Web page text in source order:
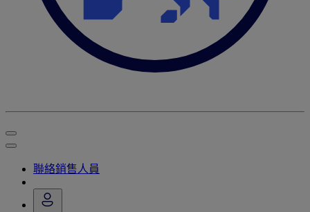
聯絡銷售人員